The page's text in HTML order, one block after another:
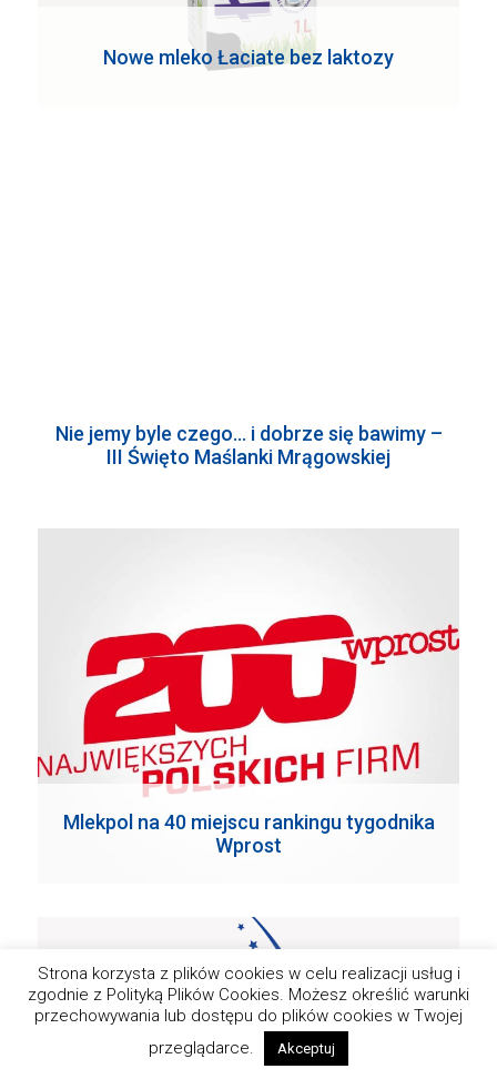
Nowe mleko Łaciate bez laktozy
Nie jemy byle czego… i dobrze się bawimy –
III Święto Maślanki Mrągowskiej
Mlekpol na 40 miejscu rankingu tygodnika
Wprost
Strona korzysta z plików cookies w celu realizacji usług i
zgodnie z Polityką Plików Cookies. Możesz określić warunki
przechowywania lub dostępu do plików cookies w Twojej
przeglądarce.
Akceptuj